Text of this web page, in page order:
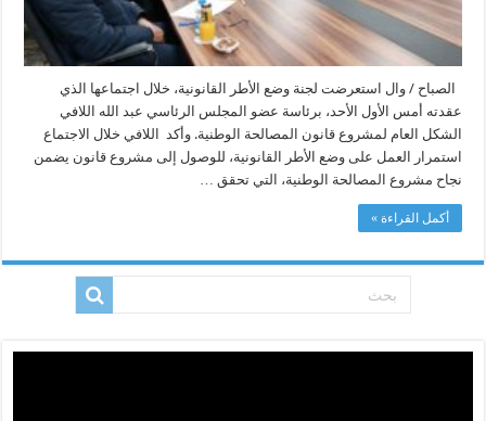
الصباح / وال استعرضت لجنة وضع الأطر القانونية، خلال اجتماعها الذي
عقدته أمس الأول الأحد، برئاسة عضو المجلس الرئاسي عبد الله اللافي
الشكل العام لمشروع قانون المصالحة الوطنية. وأكد اللافي خلال الاجتماع
استمرار العمل على وضع الأطر القانونية، للوصول إلى مشروع قانون يضمن
نجاح مشروع المصالحة الوطنية، التي تحقق …
أكمل القراءة »